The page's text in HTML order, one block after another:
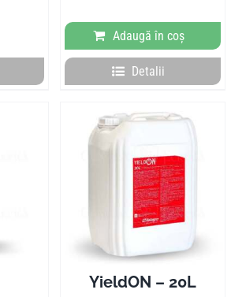
a
fost:
489,00 lei.
451,00
Adaugă în coș
Detalii
YieldON – 20L